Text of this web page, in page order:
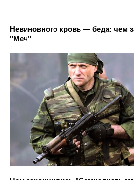
Невиновного кровь — беда: чем
"Меч"